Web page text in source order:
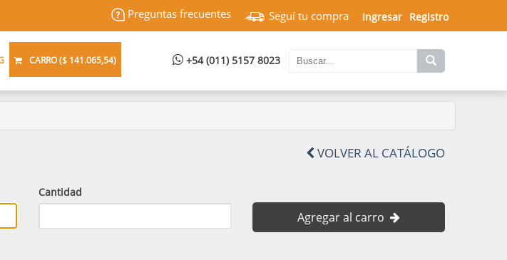
Ingresar Registro
Seguí tu compra
Preguntas frecuentes
+54 (011) 5157 8023
CARRO ($ 141.065,54)
VOLVER AL CATÁLOGO
Cantidad
Agregar al carro